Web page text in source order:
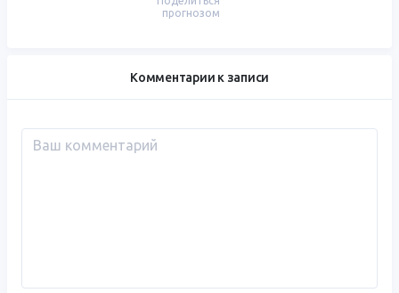
прогнозом
Комментарии к записи